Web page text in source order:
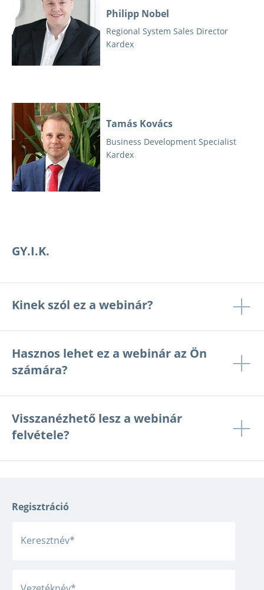
Philipp Nobel
Regional System Sales Director
Kardex
Tamás Kovács
Business Development Specialist
Kardex
GY.I.K.
Kinek szól ez a webinár?
Hasznos lehet ez a webinár az Ön
számára?
Visszanézhető lesz a webinár
felvétele?
Regisztráció
Keresztnév*